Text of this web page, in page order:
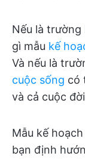
Nếu là
gì mẫu kế
Và nếu là
cuộc sống có
và cả cuộc
Mẫu kế
bạn định